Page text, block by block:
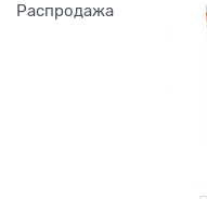
Распродажа